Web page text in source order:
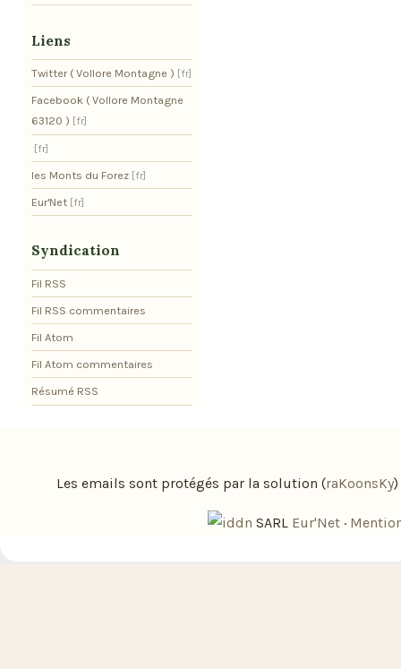
Liens
Twitter ( Vollore Montagne )
Facebook ( Vollore Montagne
63120 )
les Monts du Forez
Eur'Net
Syndication
Fil RSS
Fil RSS commentaires
Fil Atom
Fil Atom commentaires
Résumé RSS
Les emails sont protégés par la solution (raKoonsKy)
SARL Eur'Net ·